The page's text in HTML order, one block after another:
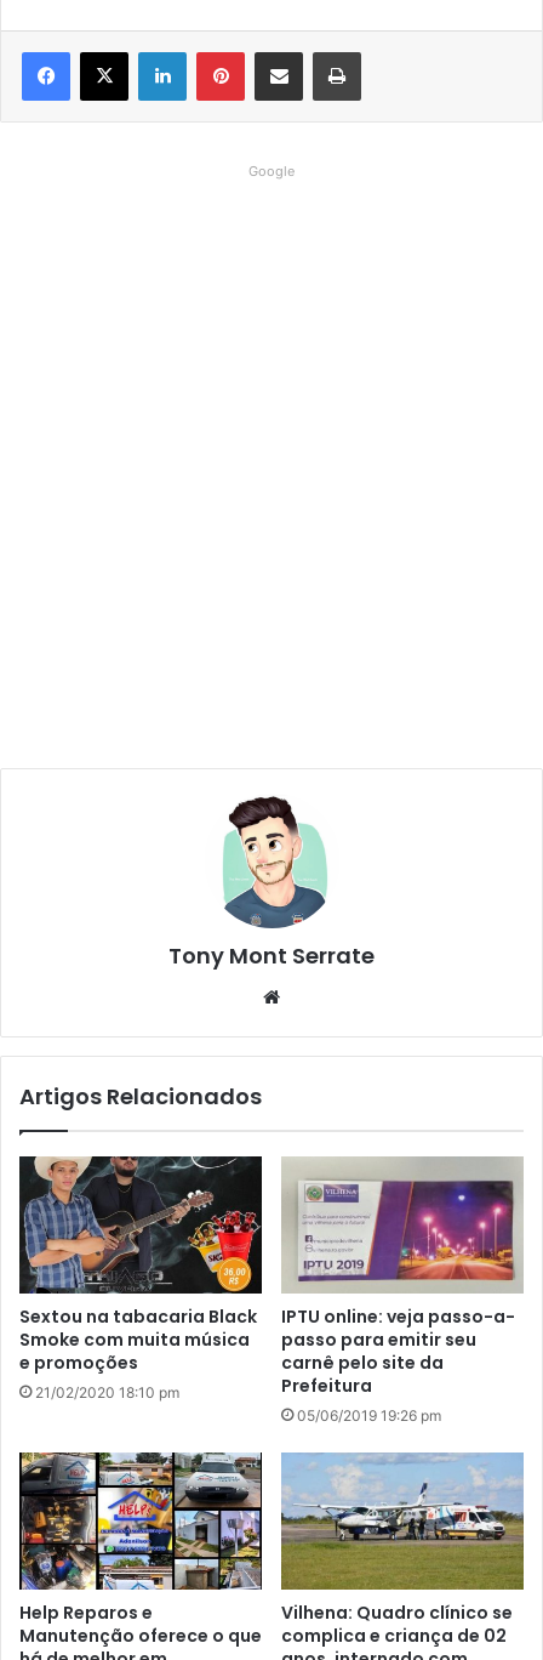
Google
Tony Mont Serrate
te
Artigos Relacionados
Sextou na tabacaria Black
Smoke com muita música
e promoções
21/02/2020 18:10 pm
IPTU online: veja passo-a-
passo para emitir seu
carnê pelo site da
Prefeitura
05/06/2019 19:26 pm
Help Reparos e
Manutenção oferece o que
Vilhena: Quadro clínico se
complica e criança de 02